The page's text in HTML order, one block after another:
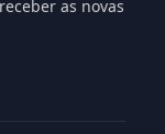
as novas